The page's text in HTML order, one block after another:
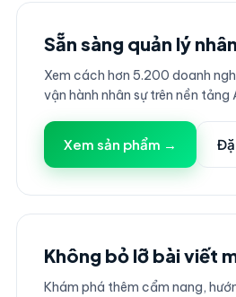
Sẵn sàng quản lý
Xem cách hơn 5.200 doanh
vận hành nhân sự trên nền tảng
Xem sản phẩm →
Không bỏ lỡ bài viết
Khám phá thêm cẩm nang,